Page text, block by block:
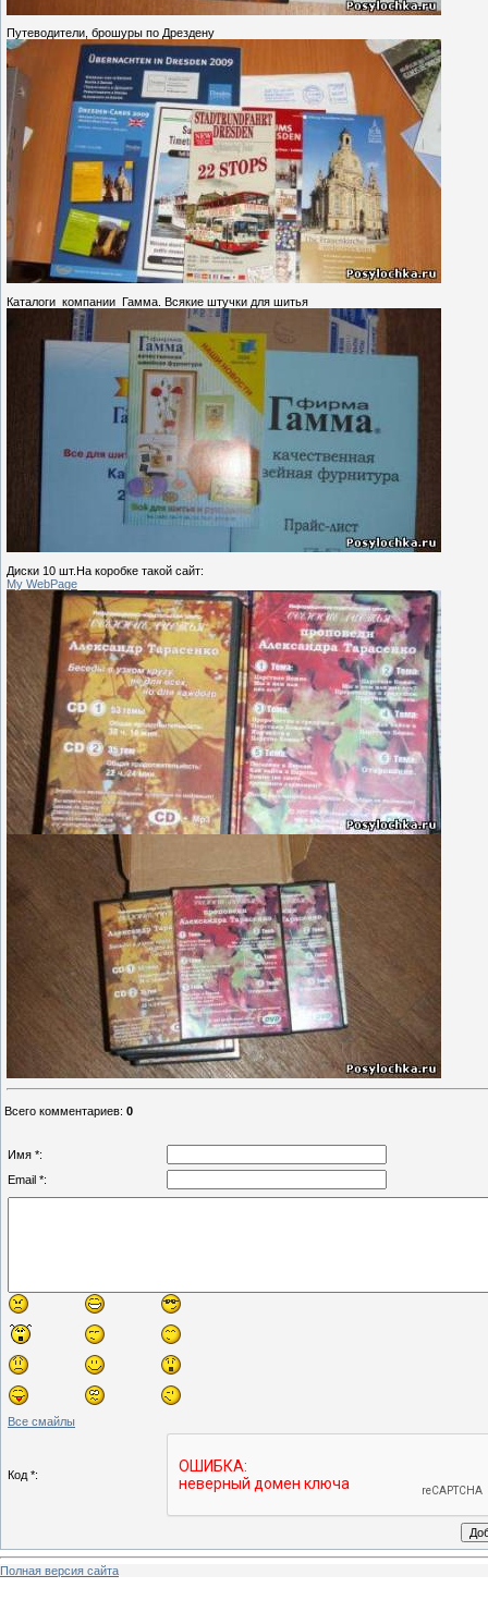
Путеводители, брошуры по Дрездену
Каталоги компании Гамма. Всякие штучки для шитья
Диски 10 шт.На коробке такой сайт:
My WebPage
Всего комментариев: 0
Имя *:
Email *:
Все смайлы
Код *:
Полная версия сайта